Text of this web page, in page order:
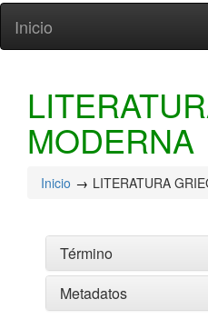
Inicio
MODERNA
Inicio LITERATURA
Término
Metadatos